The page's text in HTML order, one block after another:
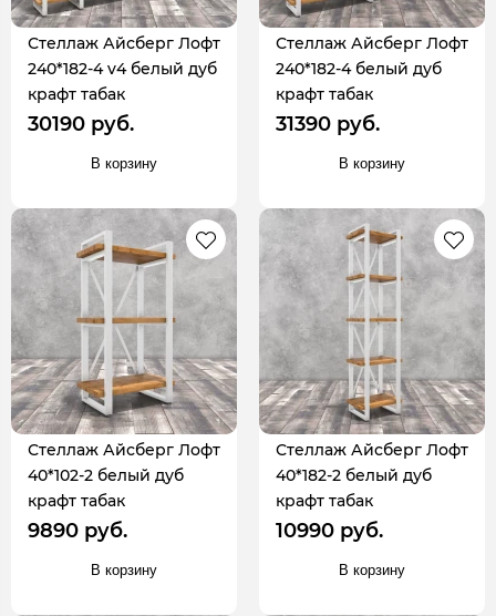
Стеллаж Айсберг Лофт
240*182-4 v4 белый дуб
крафт табак
30190 руб.
В корзину
Стеллаж Айсберг Лофт
240*182-4 белый дуб
крафт табак
31390 руб.
В корзину
Стеллаж Айсберг Лофт
40*102-2 белый дуб
крафт табак
9890 руб.
В корзину
Стеллаж Айсберг Лофт
40*182-2 белый дуб
крафт табак
10990 руб.
В корзину